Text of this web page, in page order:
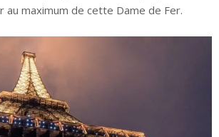
au maximum de cette Dame de Fer.